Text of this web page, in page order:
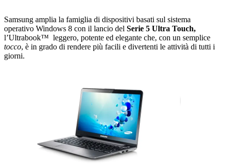
Samsung amplia la famiglia di dispositivi basati sul sistema
operativo Windows 8 con il lancio del Serie 5 Ultra Touch,
l’Ultrabook™ leggero, potente ed elegante che, con un semplice
tocco, è in grado di rendere più facili e divertenti le attività di tutti i
giorni.